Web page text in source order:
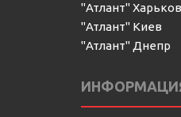
"Атлант" Харьков
"Атлант" Киев
"Атлант" Днепр